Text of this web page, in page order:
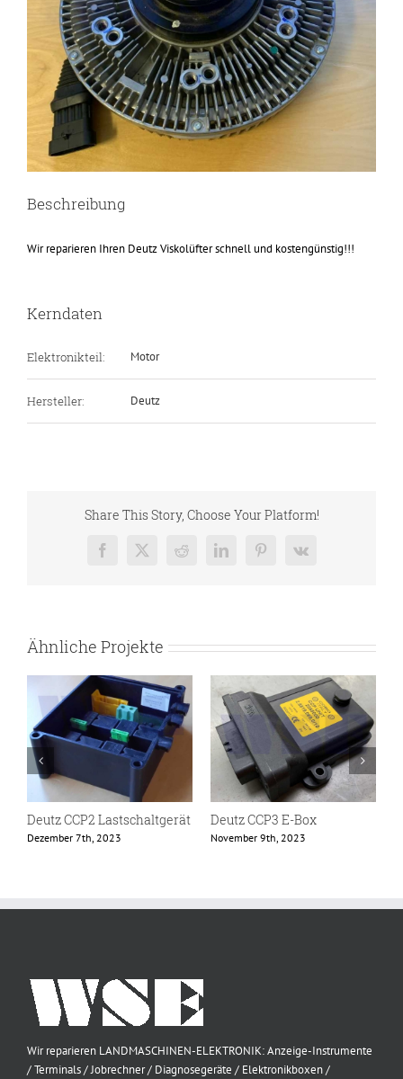
Beschreibung
Wir reparieren Ihren Deutz Viskolüfter schnell und kostengünstig!!!
Kerndaten
Elektronikteil: Motor
Hersteller: Deutz
Share This Story, Choose Your Platform!
Facebook
X RedditLinkedInPinterest
Vk
Ähnliche Projekte
Deutz CCP2 Lastschaltgerät
Dezember 7th, 2023
Deutz CCP3 E-Box
November 9th, 2023
Wir reparieren LANDMASCHINEN-ELEKTRONIK: Anzeige-Instrumente
/ Terminals / Jobrechner / Diagnosegeräte / Elektronikboxen /